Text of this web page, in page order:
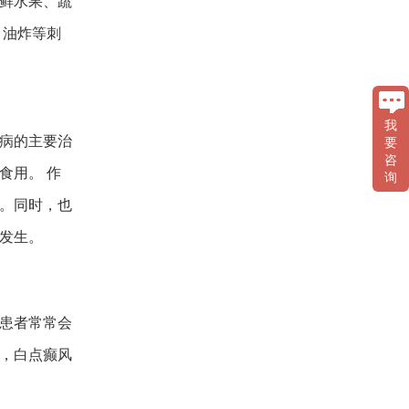
炸等刺
的主要治
用。 作
同时，也
生。
者常常会
白点癫风
我
要
咨
询